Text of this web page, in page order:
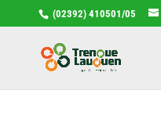
(02392) 410501/05